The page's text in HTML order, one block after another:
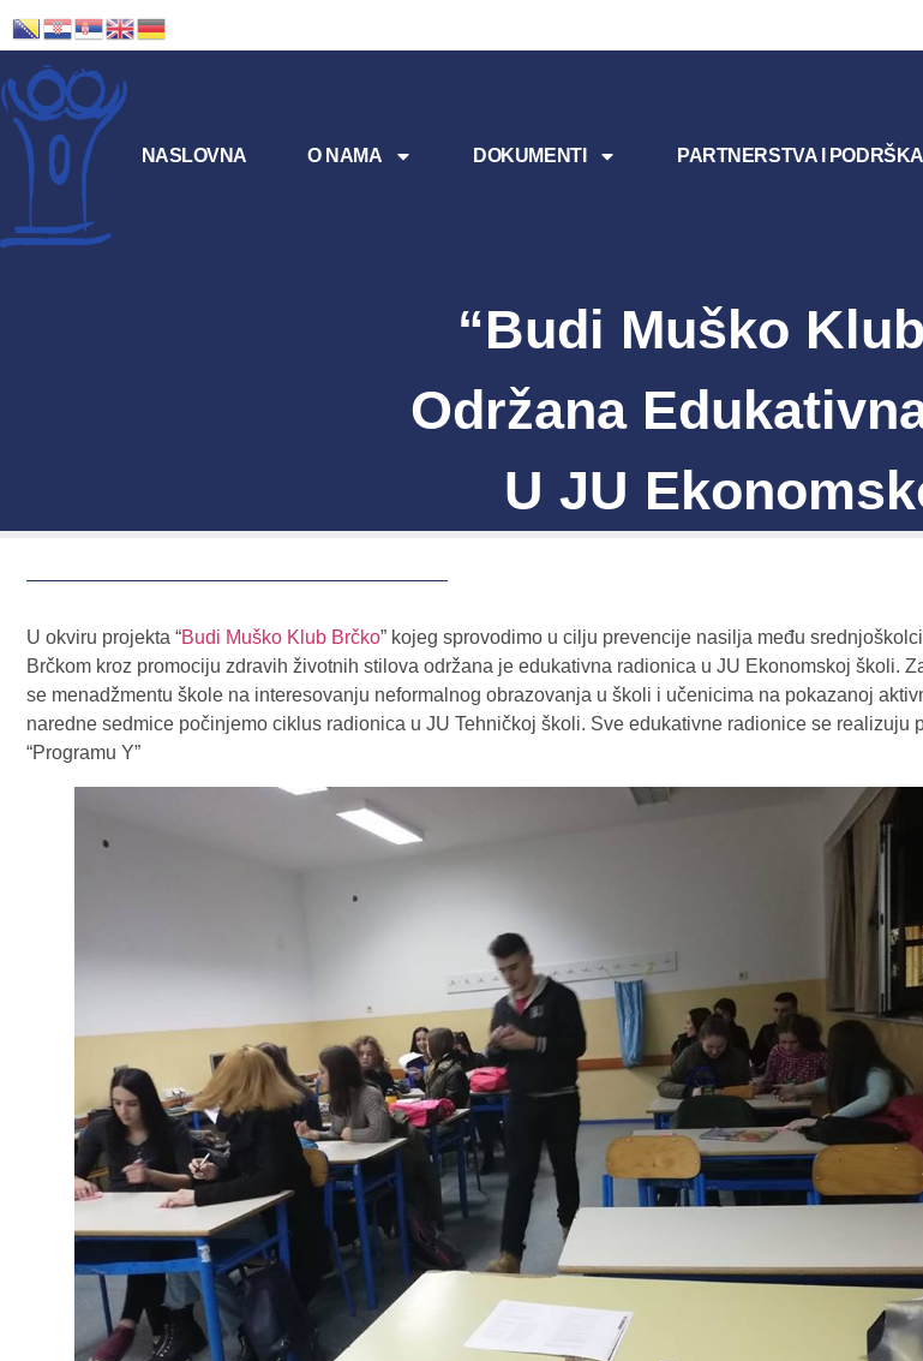
NASLOVNA O NAMA DOKUMENTI PARTNERSTVA I PODRŠKA
“Budi Muško
Održana
U JU
U okviru projekta “Budi Muško Klub Brčko” kojeg sprovodimo u cilju prevencije nasilja među
Brčkom kroz promociju zdravih životnih stilova održana je edukativna radionica u JU Ekonomskoj školi.
se menadžmentu škole na interesovanju neformalnog obrazovanja u školi i učenicima na pokazanoj
naredne sedmice počinjemo ciklus radionica u JU Tehničkoj školi. Sve edukativne radionice se realizuju
“Programu Y”